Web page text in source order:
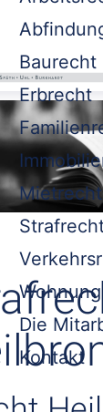
Baurecht
Erbrecht
Mietrecht
Die
Kontakt